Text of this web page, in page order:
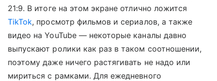
21:9. В итоге на этом экране отлично ложится
TikTok, просмотр фильмов и сериалов, а также
видео на YouTube — некоторые каналы давно
выпускают ролики как раз в таком соотношении,
поэтому даже ничего растягивать не надо или
мириться с рамками. Для ежедневного